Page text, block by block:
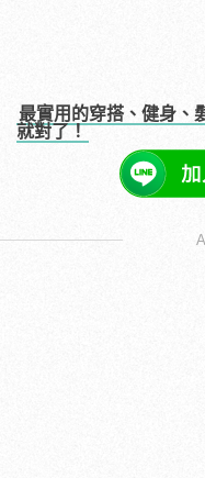
最實用的穿搭、健身、
就對了！